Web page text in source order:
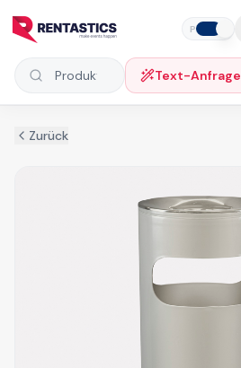
P
Produkte suchen Text-Anfrage
Zurück